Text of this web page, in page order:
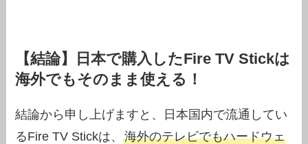
【結論】日本で購入したFire TV Stickは
海外でもそのまま使える！
結論から申し上げますと、日本国内で流通してい
るFire TV Stickは、海外のテレビでもハードウェ